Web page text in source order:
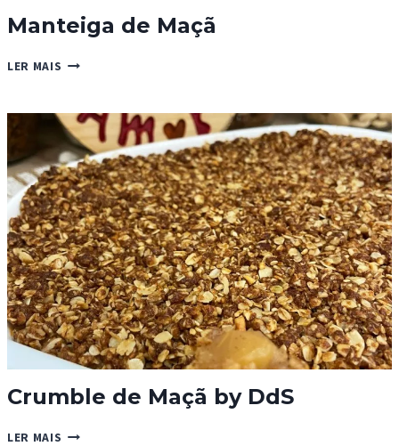
Manteiga de Maçã
LER MAIS MANTEIGA
Crumble de Maçã by DdS
LER MAIS CRUMBLE